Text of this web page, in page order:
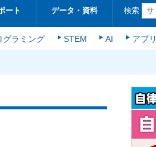
ート データ・資料 検索
グラミング STEM AI アプリ